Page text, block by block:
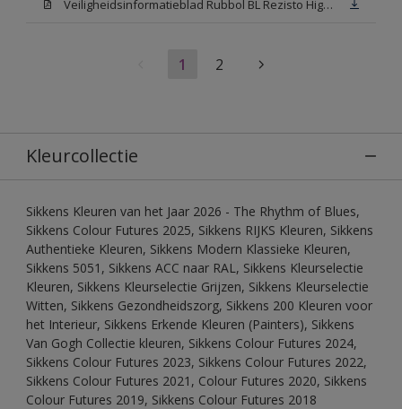
Veiligheidsinformatieblad Rubbol BL Rezisto High Gloss White (MSDS)
1 2
Kleurcollectie
Sikkens Kleuren van het Jaar 2026 - The Rhythm of Blues,
Sikkens Colour Futures 2025, Sikkens RIJKS Kleuren, Sikkens
Authentieke Kleuren, Sikkens Modern Klassieke Kleuren,
Sikkens 5051, Sikkens ACC naar RAL, Sikkens Kleurselectie
Kleuren, Sikkens Kleurselectie Grijzen, Sikkens Kleurselectie
Witten, Sikkens Gezondheidszorg, Sikkens 200 Kleuren voor
het Interieur, Sikkens Erkende Kleuren (Painters), Sikkens
Van Gogh Collectie kleuren, Sikkens Colour Futures 2024,
Sikkens Colour Futures 2023, Sikkens Colour Futures 2022,
Sikkens Colour Futures 2021, Colour Futures 2020, Sikkens
Colour Futures 2019, Sikkens Colour Futures 2018